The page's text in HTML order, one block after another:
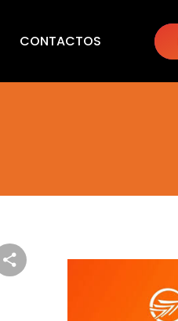
CONTACTOS